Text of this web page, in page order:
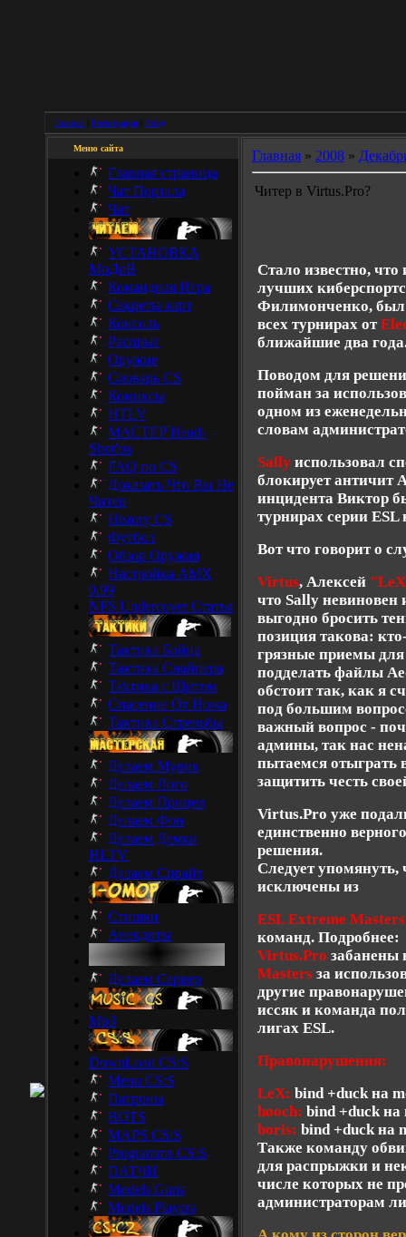
Главная Регистрация Вход
Меню сайта
Главная страница
Чат Портала
Чат
УСТАНОВКА
МоДоВ
Командная Игра
Секреты карт
Консоль
Распрыг
Оружие
Словарь CS
Комиксы
HTLV
МАСТЕР Head-
Shot'ов
FAQ по CS
Доказать Что Вы Не
Читер
History CS
Футбол
Обзор Оружия
Настройка AMX
0.99
NFS Undercover Статья
Тактика Бойца
Тактика Снайпера
Takтика с Щитом
Спасение От Ножа
Тактика Стрельбы
Делаем Мувик
Делаем Лого
Делаем Прицел
Делаем Фон
Делаем Демки
HLTV
Делаем Спрайт
Стишки
Анекдоты
Делаем Сервер
Mp3
DownLoad CS:S
Menu CS:S
Патроны
BOTS
MAPS CS:S
Programms CS:S
ПАТЧИ
Models Guns
Models Players
Главная » 2008 »
Читер в Virtus.Pro?
Стало известно, что
лучших
Филимонченко, был
всех турнирах от
ближайшие два
Поводом для
пойман за
одном из
словам
Sally использовал
блокирует античит
инцидента Виктор
турнирах серии
Вот что говорит о
Virtus, Алексей
что Sally невиновен
выгодно бросить
позиция такова:
грязные приемы для
подделать файлы
обстоит так, как я
под большим
важный вопрос -
админы, так нас
пытаемся отыграть
защитить честь
Virtus.Pro уже
единственно
решения.
Следует
исключены из
ESL Extreme Masters
команд. Подробнее:
Virtus.Pro забанены
Masters за
другие
иссяк и команда
лигах ESL.
Правонарушения:
LeX: bind +duck на
hooch: bind +duck на
boris: bind +duck на
Также команду
для распрыжки и
числе которых не
администраторам